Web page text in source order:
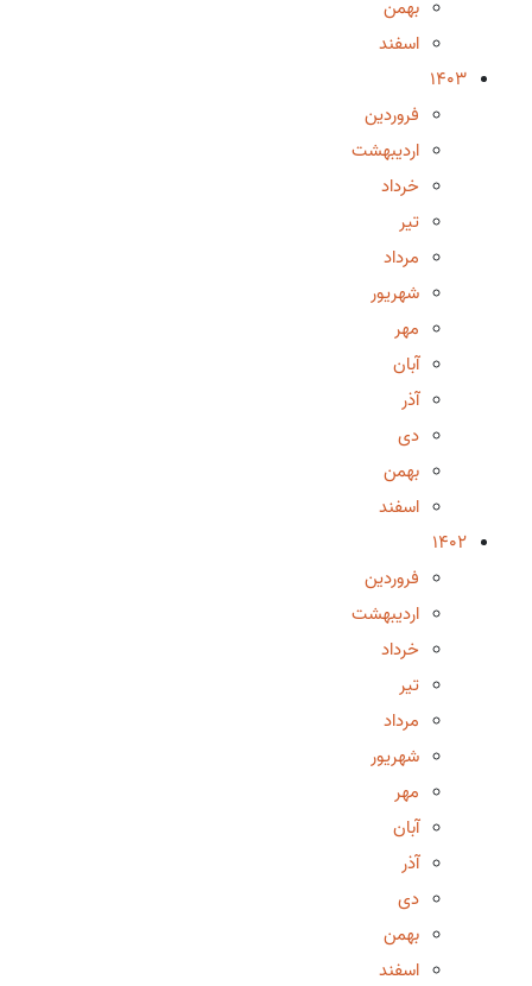
بهمن
اسفند
1403
فروردین
اردیبهشت
خرداد
تیر
مرداد
شهریور
مهر
آبان
آذر
دی
بهمن
اسفند
1402
فروردین
اردیبهشت
خرداد
تیر
مرداد
شهریور
مهر
آبان
آذر
دی
بهمن
اسفند